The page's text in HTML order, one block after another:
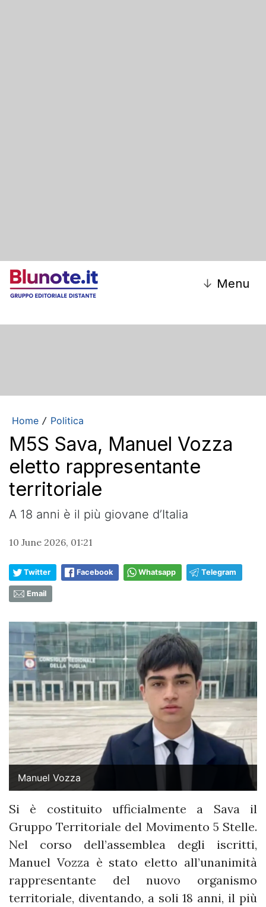
↓ Menu
Home / Politica
M5S Sava, Manuel Vozza
eletto rappresentante
territoriale
A 18 anni è il più giovane d’Italia
10 June 2026, 01:21
Twitter Facebook Whatsapp Telegram
Email
Manuel Vozza
Si è costituito ufficialmente a Sava il
Gruppo Territoriale del Movimento 5 Stelle.
Nel corso dell’assemblea degli iscritti,
Manuel Vozza è stato eletto all’unanimità
rappresentante del nuovo organismo
territoriale, diventando, a soli 18 anni, il più